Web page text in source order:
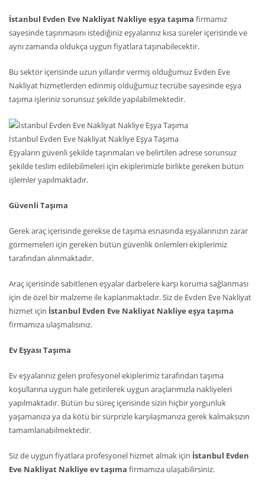
İstanbul Evden Eve Nakliyat Nakliye eşya taşıma firmamız
sayesinde taşınmasını istediğiniz eşyalarınız kısa süreler içerisinde ve
aynı zamanda oldukça uygun fiyatlara taşınabilecektir.
Bu sektör içerisinde uzun yıllardır vermiş olduğumuz Evden Eve
Nakliyat hizmetlerden edinmiş olduğumuz tecrübe sayesinde eşya
taşıma işleriniz sorunsuz şekilde yapılabilmektedir.
İstanbul Evden Eve Nakliyat Nakliye Eşya Taşıma
Eşyaların güvenli şekilde taşınmaları ve belirtilen adrese sorunsuz
şekilde teslim edilebilmeleri için ekiplerimizle birlikte gereken bütün
işlemler yapılmaktadır.
Güvenli Taşıma
Gerek araç içerisinde gerekse de taşıma esnasında eşyalarınızın zarar
görmemeleri için gereken bütün güvenlik önlemleri ekiplerimiz
tarafından alınmaktadır.
Araç içerisinde sabitlenen eşyalar darbelere karşı koruma sağlanması
için de özel bir malzeme ile kaplanmaktadır. Siz de Evden Eve Nakliyat
hizmet için İstanbul Evden Eve Nakliyat Nakliye eşya taşıma
firmamıza ulaşmalısınız.
Ev Eşyası Taşıma
Ev eşyalarınız gelen profesyonel ekiplerimiz tarafından taşıma
koşullarına uygun hale getirilerek uygun araçlarımızla nakliyeleri
yapılmaktadır. Bütün bu süreç içerisinde sizin hiçbir yorgunluk
yaşamanıza ya da kötü bir sürprizle karşılaşmanıza gerek kalmaksızın
tamamlanabilmektedir.
Siz de uygun fiyatlara profesyonel hizmet almak için İstanbul Evden
Eve Nakliyat Nakliye ev taşıma firmamıza ulaşabilirsiniz.